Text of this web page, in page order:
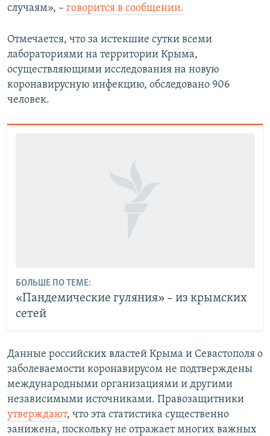
случаям», – говорится в сообщении.
Отмечается, что за истекшие сутки всеми
лабораториями на территории Крыма,
осуществляющими исследования на новую
коронавирусную инфекцию, обследовано 906
человек.
БОЛЬШЕ ПО ТЕМЕ:
«Пандемические гуляния» – из крымских
сетей
Данные российских властей Крыма и Севастополя о
заболеваемости коронавирусом не подтверждены
международными организациями и другими
независимыми источниками. Правозащитники
утверждают, что эта статистика существенно
занижена, поскольку не отражает многих важных